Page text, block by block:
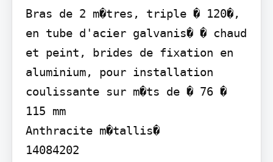
Bras de 2 m�tres, triple � 120�,
en tube d'acier galvanis� � chaud
et peint, brides de fixation en
aluminium, pour installation
coulissante sur m�ts de � 76 �
115 mm
Anthracite m�tallis�
14084202